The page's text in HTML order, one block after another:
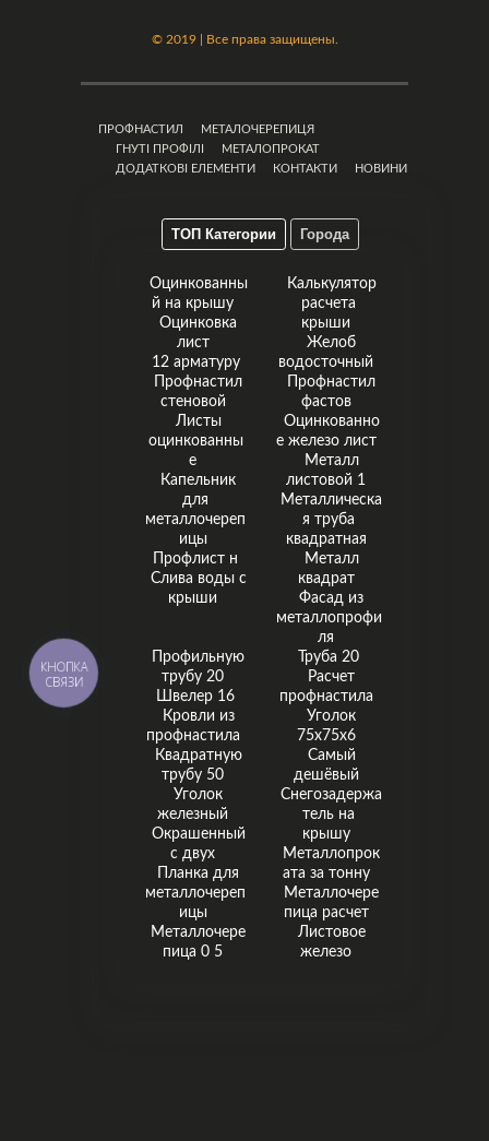
© 2019 | Все права защищены.
ПРОФНАСТИЛ
МЕТАЛОЧЕРЕПИЦЯ
ГНУТІ ПРОФІЛІ
МЕТАЛОПРОКАТ
ДОДАТКОВІ ЕЛЕМЕНТИ
КОНТАКТИ НОВИНИ
ТОП Категории Города
Оцинкованны
й на крышу
Оцинковка
лист
12 арматуру
Профнастил
стеновой
Листы
оцинкованны
е
Капельник
для
металлочереп
ицы
Профлист н
Слива воды с
крыши
Калькулятор
расчета
крыши
Желоб
водосточный
Профнастил
фастов
Оцинкованно
е железо лист
Металл
листовой 1
Металлическа
я труба
квадратная
Металл
квадрат
Фасад из
металлопрофи
ля
Профильную
трубу 20
Швелер 16
Кровли из
профнастила
Квадратную
трубу 50
Уголок
железный
Окрашенный
с двух
Планка для
металлочереп
ицы
Металлочере
пица 0 5
Труба 20
Расчет
профнастила
Уголок
75х75х6
Самый
дешёвый
Снегозадержа
тель на
крышу
Металлопрок
ата за тонну
Металлочере
пица расчет
Листовое
железо
КНОПКА
СВЯЗИ